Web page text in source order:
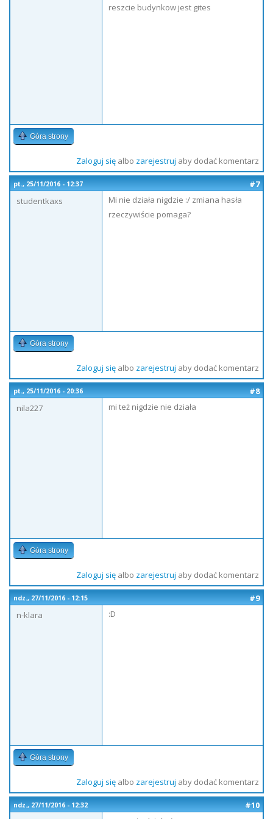
reszcie budynkow jest gites
Góra strony
Zaloguj sięalbo zarejestruj aby dodać komentarz
pt., 25/11/2016 - 12:37
#7
studentkaxs
Mi nie działa nigdzie :/ zmiana hasła
rzeczywiście pomaga?
Góra strony
Zaloguj sięalbo zarejestruj aby dodać komentarz
pt., 25/11/2016 - 20:36
#8
nila227
mi też nigdzie nie działa
Góra strony
Zaloguj sięalbo zarejestruj aby dodać komentarz
ndz., 27/11/2016 - 12:15
#9
n-klara
:D
Góra strony
Zaloguj sięalbo zarejestruj aby dodać komentarz
ndz., 27/11/2016 - 12:32
#10